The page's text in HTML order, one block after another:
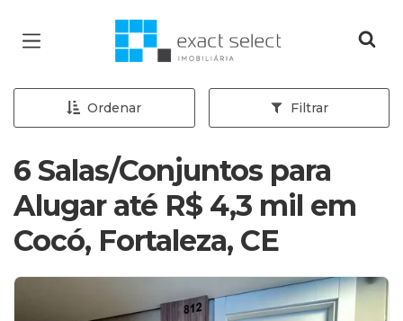
Página inicial
Ordenar Filtrar
6 Salas/Conjuntos para
Alugar até R$ 4,3 mil em
Cocó, Fortaleza, CE